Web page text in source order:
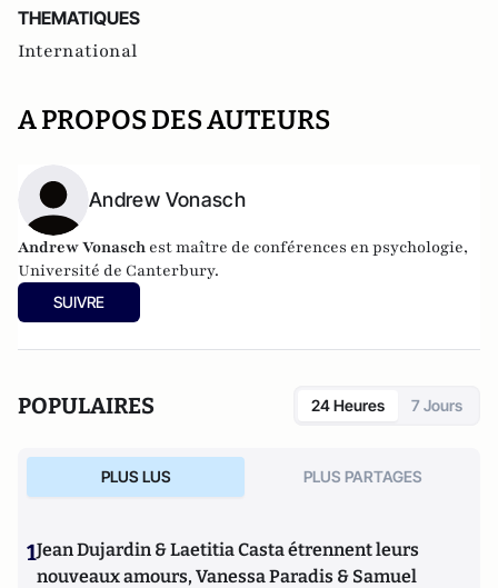
THEMATIQUES
International
A PROPOS DES AUTEURS
Andrew Vonasch
Andrew Vonasch est maître de conférences en psychologie,
Université de Canterbury.
SUIVRE
POPULAIRES 24 Heures 7 Jours
PLUS LUS PLUS PARTAGES
1Jean Dujardin & Laetitia Casta étrennent leurs
nouveaux amours, Vanessa Paradis & Samuel